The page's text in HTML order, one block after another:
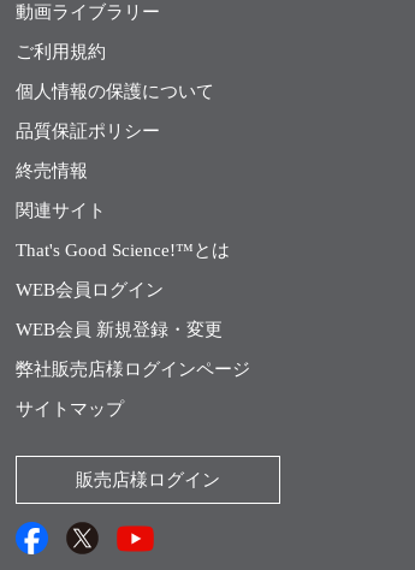
動画ライブラリー
ご利用規約
個人情報の保護について
品質保証ポリシー
終売情報
関連サイト
That's Good Science!™とは
WEB会員ログイン
WEB会員 新規登録・変更
弊社販売店様ログインページ
サイトマップ
販売店様ログイン